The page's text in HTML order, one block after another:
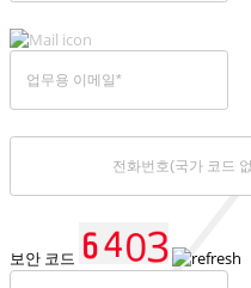
보안 코드